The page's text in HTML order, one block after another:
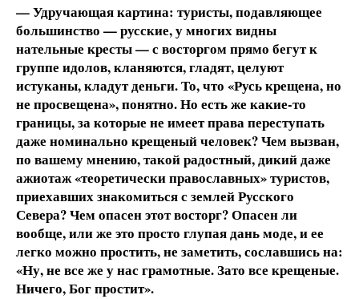
— Удручающая картина: туристы, подавляющее
большинство — русские, у многих видны
нательные кресты — с восторгом прямо бегут к
группе идолов, кланяются, гладят, целуют
истуканы, кладут деньги. То, что «Русь крещена, но
не просвещена», понятно. Но есть же какие-то
границы, за которые не имеет права переступать
даже номинально крещеный человек? Чем вызван,
по вашему мнению, такой радостный, дикий даже
ажиотаж «теоретически православных» туристов,
приехавших знакомиться с землей Русского
Севера? Чем опасен этот восторг? Опасен ли
вообще, или же это просто глупая дань моде, и ее
легко можно простить, не заметить, сославшись на:
«Ну, не все же у нас грамотные. Зато все крещеные.
Ничего, Бог простит».